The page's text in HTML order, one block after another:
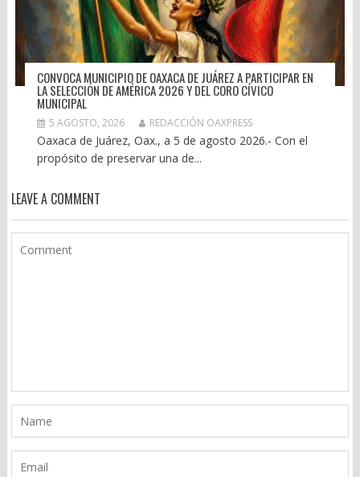
CONVOCA MUNICIPIO DE OAXACA DE JUÁREZ A PARTICIPAR EN
LA SELECCIÓN DE AMÉRICA 2026 Y DEL CORO CÍVICO
MUNICIPAL
5 AGOSTO, 2026 REDACCIÓN OAXPRESS
Oaxaca de Juárez, Oax., a 5 de agosto 2026.- Con el
propósito de preservar una de...
LEAVE A COMMENT